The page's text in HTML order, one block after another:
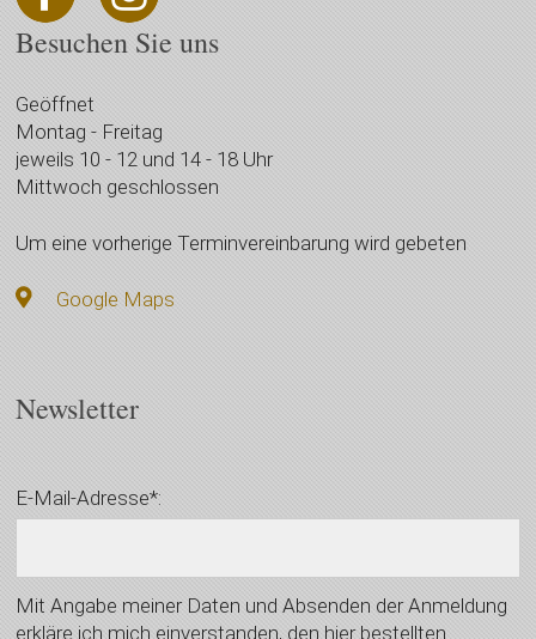
Besuchen Sie uns
Geöffnet
Montag - Freitag
jeweils 10 - 12 und 14 - 18 Uhr
Mittwoch geschlossen
Um eine vorherige Terminvereinbarung wird gebeten
Google Maps
Newsletter
E-Mail-Adresse*:
Mit Angabe meiner Daten und Absenden der Anmeldung
erkläre ich mich einverstanden, den hier bestellten